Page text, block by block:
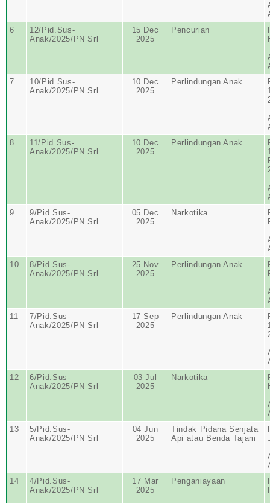
6
12/Pid.Sus-
Anak/2025/PN Srl
15 Dec
2025
Pencurian
7
10/Pid.Sus-
Anak/2025/PN Srl
10 Dec
2025
Perlindungan Anak
8
11/Pid.Sus-
Anak/2025/PN Srl
10 Dec
2025
Perlindungan Anak
9
9/Pid.Sus-
Anak/2025/PN Srl
05 Dec
2025
Narkotika
10
8/Pid.Sus-
Anak/2025/PN Srl
25 Nov
2025
Perlindungan Anak
11
7/Pid.Sus-
Anak/2025/PN Srl
17 Sep
2025
Perlindungan Anak
12
6/Pid.Sus-
Anak/2025/PN Srl
03 Jul
2025
Narkotika
13
5/Pid.Sus-
Anak/2025/PN Srl
04 Jun
2025
Tindak Pidana Senjata
Api atau Benda Tajam
14
4/Pid.Sus-
Anak/2025/PN Srl
17 Mar
2025
Penganiayaan